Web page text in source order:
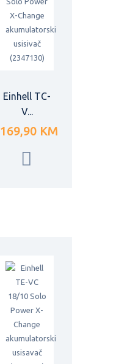
Einhell TC-
V...
169,90 KM